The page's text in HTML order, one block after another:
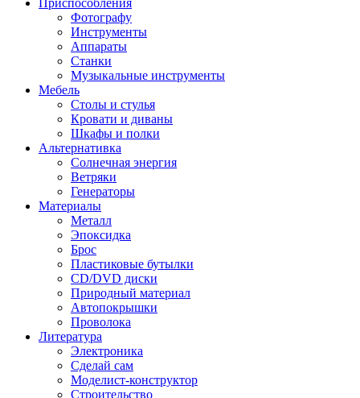
Приспособления
Фотографу
Инструменты
Аппараты
Станки
Музыкальные инструменты
Мебель
Столы и стулья
Кровати и диваны
Шкафы и полки
Альтернативка
Солнечная энергия
Ветряки
Генераторы
Материалы
Металл
Эпоксидка
Брос
Пластиковые бутылки
CD/DVD диски
Природный материал
Автопокрышки
Проволока
Литература
Электроника
Сделай сам
Моделист-конструктор
Строительство